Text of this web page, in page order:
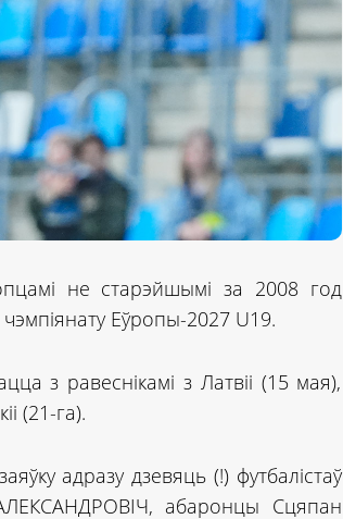
не старэйшымі за 2008 год
Еўропы-2027 U19.
з равеснікамі з Латвіі (15 мая),
(21-га).
адразу дзевяць (!) футбалістаў
абаронцы Сцяпан